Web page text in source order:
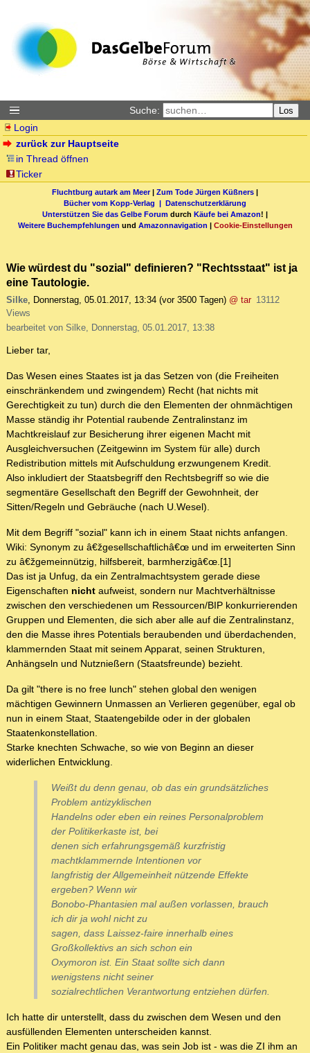
Suche: Los
Login
zurück zur Hauptseite
in Thread öffnen
Ticker
Fluchtburg autark am Meer| Zum Tode Jürgen Küßners |
Bücher vom Kopp-Verlag | Datenschutzerklärung
Unterstützen Sie das Gelbe Forum durch Käufe bei Amazon! |
Weitere Buchempfehlungen und Amazonnavigation | Cookie-Einstellungen
Wie würdest du "sozial" definieren? "Rechtsstaat" ist ja
eine Tautologie.
Silke, Donnerstag, 05.01.2017, 13:34 (vor 3500 Tagen) @ tar 13112
Views
bearbeitet von Silke, Donnerstag, 05.01.2017, 13:38
Lieber tar,
Das Wesen eines Staates ist ja das Setzen von (die Freiheiten
einschränkendem und zwingendem) Recht (hat nichts mit
Gerechtigkeit zu tun) durch die den Elementen der ohnmächtigen
Masse ständig ihr Potential raubende Zentralinstanz im
Machtkreislauf zur Besicherung ihrer eigenen Macht mit
Ausgleichversuchen (Zeitgewinn im System für alle) durch
Redistribution mittels mit Aufschuldung erzwungenem Kredit.
Also inkludiert der Staatsbegriff den Rechtsbegriff so wie die
segmentäre Gesellschaft den Begriff der Gewohnheit, der
Sitten/Regeln und Gebräuche (nach U.Wesel).
Mit dem Begriff "sozial" kann ich in einem Staat nichts anfangen.
Wiki: Synonym zu â€žgesellschaftlichâ€œ und im erweiterten Sinn
zu â€žgemeinnützig, hilfsbereit, barmherzigâ€œ.[1]
Das ist ja Unfug, da ein Zentralmachtsystem gerade diese
Eigenschaften nicht aufweist, sondern nur Machtverhältnisse
zwischen den verschiedenen um Ressourcen/BIP konkurrierenden
Gruppen und Elementen, die sich aber alle auf die Zentralinstanz,
den die Masse ihres Potentials beraubenden und überdachenden,
klammernden Staat mit seinem Apparat, seinen Strukturen,
Anhängseln und Nutznießern (Staatsfreunde) bezieht.
Da gilt "there is no free lunch" stehen global den wenigen
mächtigen Gewinnern Unmassen an Verlieren gegenüber, egal ob
nun in einem Staat, Staatengebilde oder in der globalen
Staatenkonstellation.
Starke knechten Schwache, so wie von Beginn an dieser
widerlichen Entwicklung.
Weißt du denn genau, ob das ein grundsätzliches
Problem antizyklischen
Handelns oder eben ein reines Personalproblem
der Politikerkaste ist, bei
denen sich erfahrungsgemäß kurzfristig
machtklammernde Intentionen vor
langfristig der Allgemeinheit nützende Effekte
ergeben? Wenn wir
Bonobo-Phantasien mal außen vorlassen, brauch
ich dir ja wohl nicht zu
sagen, dass Laissez-faire innerhalb eines
Großkollektivs an sich schon ein
Oxymoron ist. Ein Staat sollte sich dann
wenigstens nicht seiner
sozialrechtlichen Verantwortung entziehen dürfen.
Ich hatte dir unterstellt, dass du zwischen dem Wesen und den
ausfüllenden Elementen unterscheiden kannst.
Ein Politiker macht genau das, was sein Job ist - was die ZI ihm an